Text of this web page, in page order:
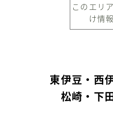
このエリ
け情
東伊豆・西
松崎・下